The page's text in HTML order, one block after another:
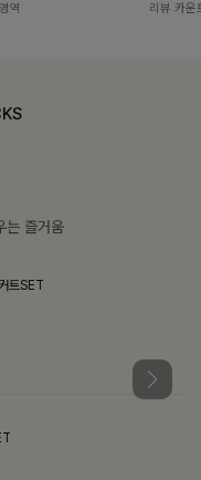
역 리뷰 카운
는 즐거움
트SET